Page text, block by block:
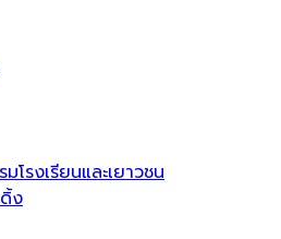
มโรงเรียนและเยาวชน
ง